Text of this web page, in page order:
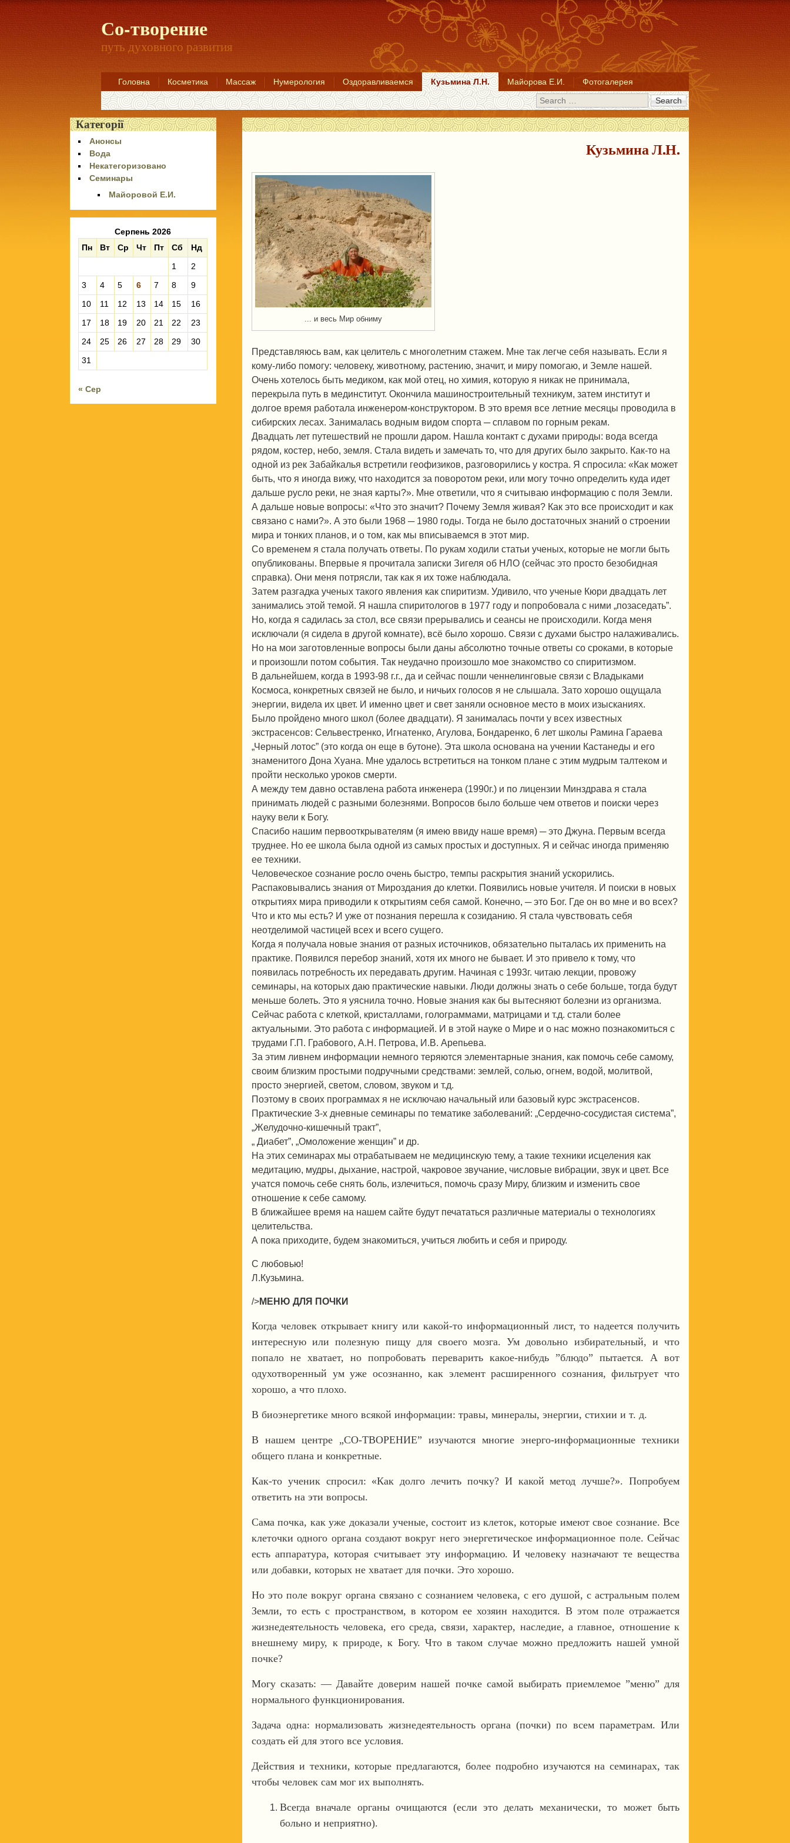
Со-творение
путь духовного развития
Головна Косметика Массаж Нумерология Оздоравливаемся Кузьмина Л.Н. Майорова Е.И.
Фотогалерея
Search
Кузьмина Л.Н.
... и весь Мир обниму
Представляюсь вам, как целитель с многолетним стажем. Мне так легче себя называть. Если я
кому-либо помогу: человеку, животному, растению, значит, и миру помогаю, и Земле нашей.
Очень хотелось быть медиком, как мой отец, но химия, которую я никак не принимала,
перекрыла путь в мединститут. Окончила машиностроительный техникум, затем институт и
долгое время работала инженером-конструктором. В это время все летние месяцы проводила в
сибирских лесах. Занималась водным видом спорта ─ сплавом по горным рекам.
Двадцать лет путешествий не прошли даром. Нашла контакт с духами природы: вода всегда
рядом, костер, небо, земля. Стала видеть и замечать то, что для других было закрыто. Как-то на
одной из рек Забайкалья встретили геофизиков, разговорились у костра. Я спросила: «Как может
быть, что я иногда вижу, что находится за поворотом реки, или могу точно определить куда идет
дальше русло реки, не зная карты?». Мне ответили, что я считываю информацию с поля Земли.
А дальше новые вопросы: «Что это значит? Почему Земля живая? Как это все происходит и как
связано с нами?». А это были 1968 ─ 1980 годы. Тогда не было достаточных знаний о строении
мира и тонких планов, и о том, как мы вписываемся в этот мир.
Со временем я стала получать ответы. По рукам ходили статьи ученых, которые не могли быть
опубликованы. Впервые я прочитала записки Зигеля об НЛО (сейчас это просто безобидная
справка). Они меня потрясли, так как я их тоже наблюдала.
Затем разгадка ученых такого явления как спиритизм. Удивило, что ученые Кюри двадцать лет
занимались этой темой. Я нашла спиритологов в 1977 году и попробовала с ними „позаседать”.
Но, когда я садилась за стол, все связи прерывались и сеансы не происходили. Когда меня
исключали (я сидела в другой комнате), всё было хорошо. Связи с духами быстро налаживались.
Но на мои заготовленные вопросы были даны абсолютно точные ответы со сроками, в которые
и произошли потом события. Так неудачно произошло мое знакомство со спиритизмом.
В дальнейшем, когда в 1993-98 г.г., да и сейчас пошли ченнелинговые связи с Владыками
Космоса, конкретных связей не было, и ничьих голосов я не слышала. Зато хорошо ощущала
энергии, видела их цвет. И именно цвет и свет заняли основное место в моих изысканиях.
Было пройдено много школ (более двадцати). Я занималась почти у всех известных
экстрасенсов: Сельвестренко, Игнатенко, Агулова, Бондаренко, 6 лет школы Рамина Гараева
„Черный лотос” (это когда он еще в бутоне). Эта школа основана на учении Кастанеды и его
знаменитого Дона Хуана. Мне удалось встретиться на тонком плане с этим мудрым талтеком и
пройти несколько уроков смерти.
А между тем давно оставлена работа инженера (1990г.) и по лицензии Минздрава я стала
принимать людей с разными болезнями. Вопросов было больше чем ответов и поиски через
науку вели к Богу.
Спасибо нашим первооткрывателям (я имею ввиду наше время) ─ это Джуна. Первым всегда
труднее. Но ее школа была одной из самых простых и доступных. Я и сейчас иногда применяю
ее техники.
Человеческое сознание росло очень быстро, темпы раскрытия знаний ускорились.
Распаковывались знания от Мироздания до клетки. Появились новые учителя. И поиски в новых
открытиях мира приводили к открытиям себя самой. Конечно, ─ это Бог. Где он во мне и во всех?
Что и кто мы есть? И уже от познания перешла к созиданию. Я стала чувствовать себя
неотделимой частицей всех и всего сущего.
Когда я получала новые знания от разных источников, обязательно пыталась их применить на
практике. Появился перебор знаний, хотя их много не бывает. И это привело к тому, что
появилась потребность их передавать другим. Начиная с 1993г. читаю лекции, провожу
семинары, на которых даю практические навыки. Люди должны знать о себе больше, тогда будут
меньше болеть. Это я уяснила точно. Новые знания как бы вытесняют болезни из организма.
Сейчас работа с клеткой, кристаллами, голограммами, матрицами и т.д. стали более
актуальными. Это работа с информацией. И в этой науке о Мире и о нас можно познакомиться с
трудами Г.П. Грабового, А.Н. Петрова, И.В. Арепьева.
За этим ливнем информации немного теряются элементарные знания, как помочь себе самому,
своим близким простыми подручными средствами: землей, солью, огнем, водой, молитвой,
просто энергией, светом, словом, звуком и т.д.
Поэтому в своих программах я не исключаю начальный или базовый курс экстрасенсов.
Практические 3-х дневные семинары по тематике заболеваний: „Сердечно-сосудистая система”,
„Желудочно-кишечный тракт”,
„ Диабет”, „Омоложение женщин” и др.
На этих семинарах мы отрабатываем не медицинскую тему, а такие техники исцеления как
медитацию, мудры, дыхание, настрой, чакровое звучание, числовые вибрации, звук и цвет. Все
учатся помочь себе снять боль, излечиться, помочь сразу Миру, близким и изменить свое
отношение к себе самому.
В ближайшее время на нашем сайте будут печататься различные материалы о технологиях
целительства.
А пока приходите, будем знакомиться, учиться любить и себя и природу.
С любовью!
Л.Кузьмина.
/>МЕНЮ ДЛЯ ПОЧКИ
Когда человек открывает книгу или какой-то информационный лист, то надеется получить
интересную или полезную пищу для своего мозга. Ум довольно избирательный, и что
попало не хватает, но попробовать переварить какое-нибудь ”блюдо” пытается. А вот
одухотворенный ум уже осознанно, как элемент расширенного сознания, фильтрует что
хорошо, а что плохо.
В биоэнергетике много всякой информации: травы, минералы, энергии, стихии и т. д.
В нашем центре „СО-ТВОРЕНИЕ” изучаются многие энерго-информационные техники
общего плана и конкретные.
Как-то ученик спросил: «Как долго лечить почку? И какой метод лучше?». Попробуем
ответить на эти вопросы.
Сама почка, как уже доказали ученые, состоит из клеток, которые имеют свое сознание. Все
клеточки одного органа создают вокруг него энергетическое информационное поле. Сейчас
есть аппаратура, которая считывает эту информацию. И человеку назначают те вещества
или добавки, которых не хватает для почки. Это хорошо.
Но это поле вокруг органа связано с сознанием человека, с его душой, с астральным полем
Земли, то есть с пространством, в котором ее хозяин находится. В этом поле отражается
жизнедеятельность человека, его среда, связи, характер, наследие, а главное, отношение к
внешнему миру, к природе, к Богу. Что в таком случае можно предложить нашей умной
почке?
Могу сказать: ― Давайте доверим нашей почке самой выбирать приемлемое ”меню” для
нормального функционирования.
Задача одна: нормализовать жизнедеятельность органа (почки) по всем параметрам. Или
создать ей для этого все условия.
Действия и техники, которые предлагаются, более подробно изучаются на семинарах, так
чтобы человек сам мог их выполнять.
Всегда вначале органы очищаются (если это делать механически, то может быть
больно и неприятно).
Категорії
Анонсы
Вода
Некатегоризовано
Семинары
Майоровой Е.И.
Серпень 2026
Пн
Вт Ср Чт Пт Сб
Нд
1
2
3
4 5 6 7 8
9
10
11 12 13 14 15
16
17
18 19 20 21 22
23
24
25 26 27 28 29
30
31
« Сер